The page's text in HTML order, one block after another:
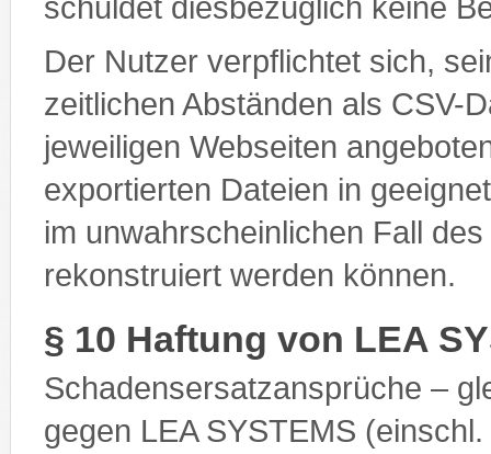
Der Nutzer verpflichtet sich,
zeitlichen Abständen als CSV-
jeweiligen Webseiten
exportierten Dateien in
im unwahrscheinlichen Fall
rekonstruiert werden können.
§ 10 Haftung von LEA
Schadensersatzansprüche –
gegen LEA SYSTEMS